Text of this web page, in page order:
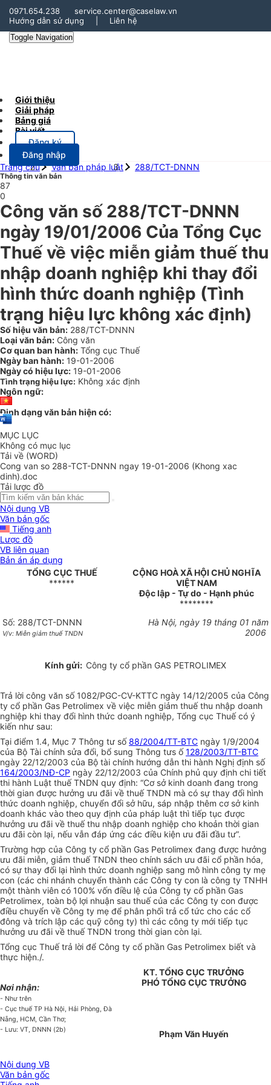
0971.654.238
service.center@caselaw.vn
Hướng dẫn sử dụng
Liên hệ
Toggle Navigation
Giới thiệu
Giải pháp
Bảng giá
Bài viết
Đăng ký
Đăng nhập
Trang chủ
Văn bản pháp luật 288/TCT-DNNN
Thông tin văn bản
87
0
Công văn số 288/TCT-DNNN
ngày 19/01/2006 Của Tổng Cục
Thuế về việc miễn giảm thuế thu
nhập doanh nghiệp khi thay đổi
hình thức doanh nghiệp (Tình
trạng hiệu lực không xác định)
Số hiệu văn bản: 288/TCT-DNNN
Loại văn bản: Công văn
Cơ quan ban hành: Tổng cục Thuế
Ngày ban hành: 19-01-2006
Ngày có hiệu lực: 19-01-2006
Tình trạng hiệu lực: Không xác định
Ngôn ngữ:
Định dạng văn bản hiện có:
MỤC LỤC
Không có mục lục
Tải về (WORD)
Cong van so 288-TCT-DNNN ngay 19-01-2006 (Khong xac
dinh).doc
Tải lược đồ
Nội dung VB
Văn bản gốc
Tiếng anh
Lược đồ
VB liên quan
Bản án áp dụng
TỔNG CỤC THUẾ
******
CỘNG HOÀ XÃ HỘI CHỦ NGHĨA
VIỆT NAM
Độc lập - Tự do - Hạnh phúc
********
Số: 288/TCT-DNNN
V/v: Miễn giảm thuế TNDN
Hà Nội, ngày 19 tháng 01 năm
2006
Kính gửi: Công ty cổ phần GAS PETROLIMEX
Trả lời công văn số 1082/PGC-CV-KTTC ngày 14/12/2005 của Công
ty cổ phần Gas Petrolimex về việc miễn giảm thuế thu nhập doanh
nghiệp khi thay đổi hình thức doanh nghiệp, Tổng cục Thuế có ý
kiến như sau:
Tại điểm 1.4, Mục 7 Thông tư số88/2004/TT-BTC ngày 1/9/2004
của Bộ Tài chính sửa đổi, bổ sung Thông tưs ố128/2003/TT-BTC
ngày 22/12/2003 của Bộ tài chính hướng dẫn thi hành Nghị định số
164/2003/NĐ-CP ngày 22/12/2003 của Chính phủ quy định chi tiết
thi hành Luật thuế TNDN quy định: “Cơ sở kinh doanh đang trong
thời gian được hưởng ưu đãi về thuế TNDN mà có sự thay đổi hình
thức doanh nghiệp, chuyển đổi sở hữu, sáp nhập thêm cơ sở kinh
doanh khác vào theo quy định của pháp luật thì tiếp tục được
hưởng ưu đãi về thuế thu nhập doanh nghiệp cho khoản thời gian
ưu đãi còn lại, nếu vẫn đáp ứng các điều kiện ưu đãi đầu tư”.
Trường hợp của Công ty cổ phần Gas Petrolimex đang được hưởng
ưu đãi miễn, giảm thuế TNDN theo chính sách ưu đãi cổ phần hóa,
có sự thay đổi lại hình thức doanh nghiệp sang mô hình công ty mẹ
con (các chi nhánh chuyển thành các Công ty con là công ty TNHH
một thành viên có 100% vốn điều lệ của Công ty cổ phần Gas
Petrolimex, toàn bộ lợi nhuận sau thuế của các Công ty con được
điều chuyển về Công ty mẹ để phân phối trả cổ tức cho các cổ
đông và trích lập các quỹ công ty) thì các công ty mới tiếp tục
hưởng ưu đãi về thuế TNDN trong thời gian còn lại.
Tổng cục Thuế trả lời để Công ty cổ phần Gas Petrolimex biết và
thực hiện./.
Nơi nhận:
- Như trên
- Cục thuế TP Hà Nội, Hải Phòng, Đà
Nẵng, HCM, Cần Thơ;
- Lưu: VT, DNNN (2b)
KT. TỔNG CỤC TRƯỞNG
PHÓ TỔNG CỤC TRƯỞNG
Phạm Văn Huyến
Nội dung VB
Văn bản gốc